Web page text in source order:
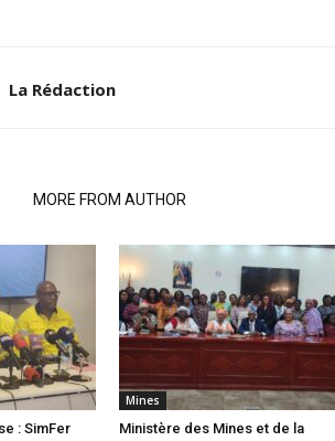
La Rédaction
MORE FROM AUTHOR
: SimFer
Mines
Ministère des Mines et de la